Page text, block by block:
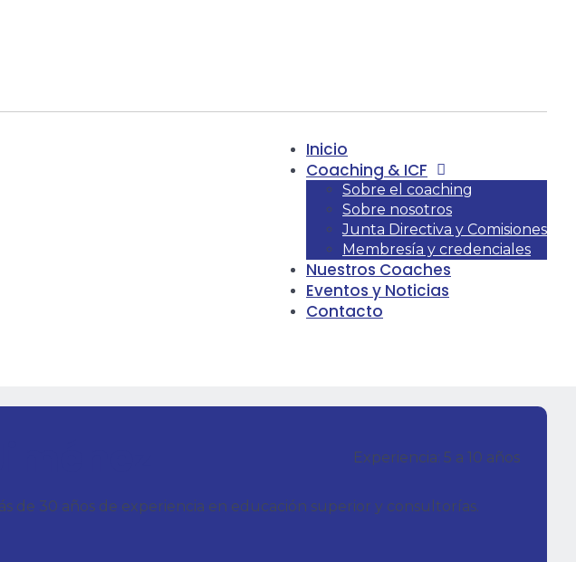
Inicio
Coaching & ICF
Sobre el coaching
Sobre nosotros
Junta Directiva y Comisiones
Membresía y credenciales
Nuestros Coaches
Eventos y Noticias
Contacto
Experiencia: 5 a 10 años
de 30 años de experiencia en educación superior y consultorías.